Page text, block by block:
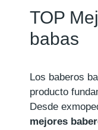
TOP
babas
Los baberos
producto
Desde
mejores